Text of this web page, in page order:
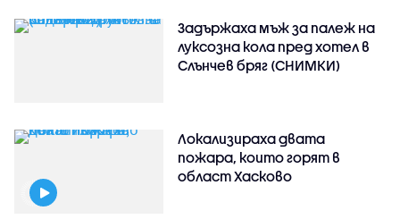
Задържаха мъж за палеж на
луксозна кола пред хотел в
Слънчев бряг (СНИМКИ)
Локализираха двата
пожара, които горят в
област Хасково